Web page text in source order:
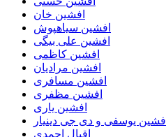
افشین خان
افشین سیاهپوش
افشین علی بیگی
افشین کاظمی
افشین مرادیان
افشین مسافری
افشین مظفری
افشین یاری
افشین یوسفی و دی جی دینیار
اقبال احمدی